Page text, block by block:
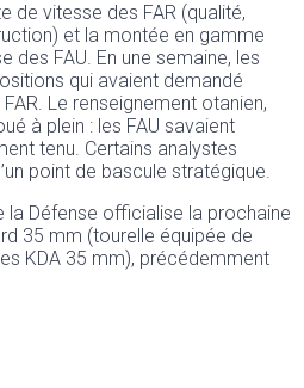
de vitesse des FAR (qualité,
et la montée en gamme
des FAU. En une semaine, les
qui avaient demandé
Le renseignement otanien,
à plein : les FAU savaient
tenu. Certains analystes
point de bascule stratégique.
la Défense officialise la prochaine
35 mm (tourelle équipée de
KDA 35 mm), précédemment